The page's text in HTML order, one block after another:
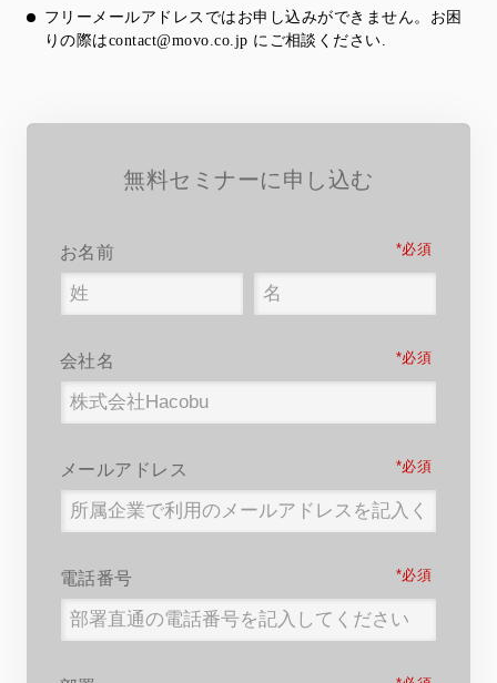
フリーメールアドレスではお申し込みができません。お困
りの際はcontact@movo.co.jp にご相談ください.
無料セミナーに申し込む
お名前 *
*
会社名
*
メールアドレス
*
電話番号